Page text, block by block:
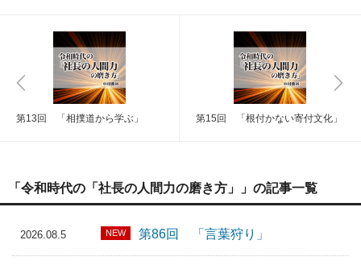
第13回 「相撲道から学ぶ」 第15回 「根付かない寄付文化」
「令和時代の「社長の人間力の磨き方」」の記事一覧
2026.08.5 NEW 第86回 「言葉狩り」